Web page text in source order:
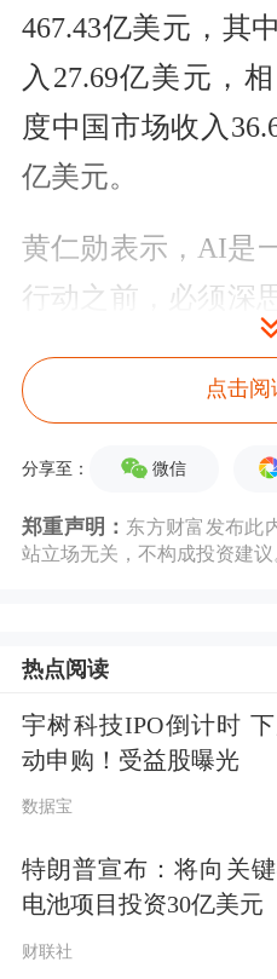
467.43亿美元，其
入27.69亿美元，
度中国市场收入
亿美元。
黄仁勋表示，AI是
行动之前，必须深
它。美国当然希
国）决策者都想做
甚至更严重。所以
黄仁勋在上述活动
导致美国失去了
一。黄仁勋还提
力，他表示，中国
研究人员，有出色
的关注和热情。
点击阅
分享至： 微信
郑重声明： 东方财富发布此
站立场无关，不构成投资建议
热点阅读
宇树科技IPO倒计时
动申购！受益股曝光
数据宝
特朗普宣布：将向关
电池项目投资30亿美元
财联社